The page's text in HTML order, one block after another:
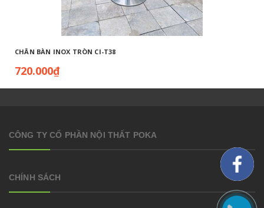
CHÂN BÀN INOX TRÒN CI-T38
720.000₫
CÔNG TY CỔ PHẦN NỘI THẤT POKA
CHÍNH SÁCH